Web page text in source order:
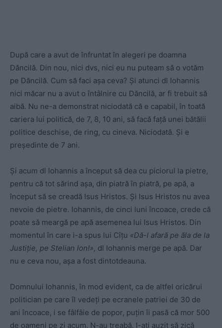
După care a avut de înfruntat în alegeri pe doamna
Dăncilă. Din nou, nici dvs, nici eu nu puteam să o votăm
pe Dăncilă. Cum să faci așa ceva? Și atunci dl Iohannis
nici măcar nu a avut o întâlnire cu Dăncilă, ar fi trebuit să
aibă. Nu ne-a demonstrat niciodată că e capabil, în toată
cariera lui politică, de 7, 8, 10 ani, să facă față unei bătălii
politice deschise, de ring, cu cineva. Niciodată. Și e
președinte de 7 ani.
Și acum dl Iohannis a început să dea cu piciorul la pietre,
pentru că tot sărind așa, din piatră în piatră, pe apă, a
început să se creadă Isus Hristos. Și Isus Hristos nu avea
nevoie de pietre. Iohannis, de cinci luni încoace, crede că
poate să meargă pe apă asemenea lui Isus Hristos. Din
momentul în care i-a spus lui Cîțu «Dă-l afară pe ăla de la
Justiție, pe Stelian Ion!», dl Iohannis merge pe apă. Dar
nu e ceva nou, așa a fost dintotdeauna.
Domnului Iohannis, în mod evident, ca de altfel oricărui
politician pe care îl vedeți pe ecranele patriei de 30 de
ani încoace, i se fâlfâie de popor, puțin îi pasă că mor 500
de oameni pe zi acum. N-au treabă. I-ați auzit să zică